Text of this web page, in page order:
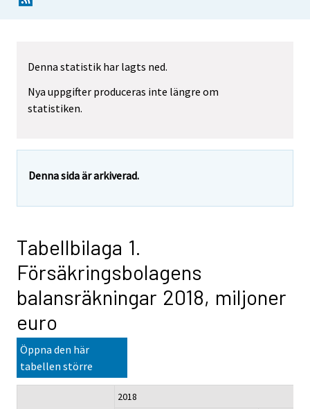
Denna statistik har lagts ned.
Nya uppgifter produceras inte längre om
statistiken.
Denna sida är arkiverad.
Tabellbilaga 1.
Försäkringsbolagens
balansräkningar 2018, miljoner
euro
Öppna den här
tabellen större
2018